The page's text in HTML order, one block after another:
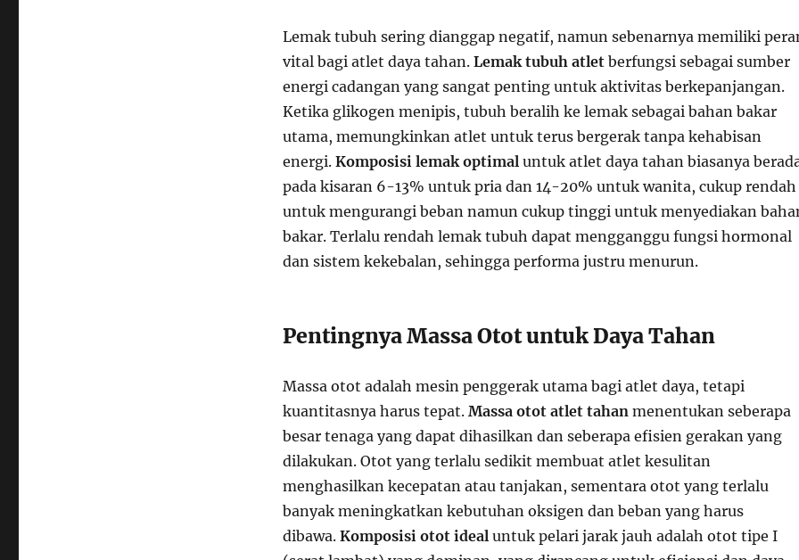
Lemak tubuh sering dianggap negatif, namun sebenarnya memiliki
vital bagi atlet daya tahan. Lemak tubuh atletberfungsi sebagai sumber
energi cadangan yang sangat penting untuk aktivitas berkepanjangan.
Ketika glikogen menipis, tubuh beralih ke lemak sebagai bahan bakar
utama, memungkinkan atlet untuk terus bergerak tanpa kehabisan
energi. Komposisi lemak optimaluntuk atlet daya tahan biasanya
pada kisaran 6-13% untuk pria dan 14-20% untuk wanita, cukup rendah
untuk mengurangi beban namun cukup tinggi untuk menyediakan
bakar. Terlalu rendah lemak tubuh dapat mengganggu fungsi hormonal
dan sistem kekebalan, sehingga performa justru menurun.
Pentingnya Massa Otot untuk Daya Tahan
Massa otot adalah mesin penggerak utama bagi atlet daya, tetapi
kuantitasnya harus tepat. Massa otot atlet tahanmenentukan seberapa
besar tenaga yang dapat dihasilkan dan seberapa efisien gerakan yang
dilakukan. Otot yang terlalu sedikit membuat atlet kesulitan
menghasilkan kecepatan atau tanjakan, sementara otot yang terlalu
banyak meningkatkan kebutuhan oksigen dan beban yang harus
dibawa. Komposisi otot idealuntuk pelari jarak jauh adalah otot tipe I